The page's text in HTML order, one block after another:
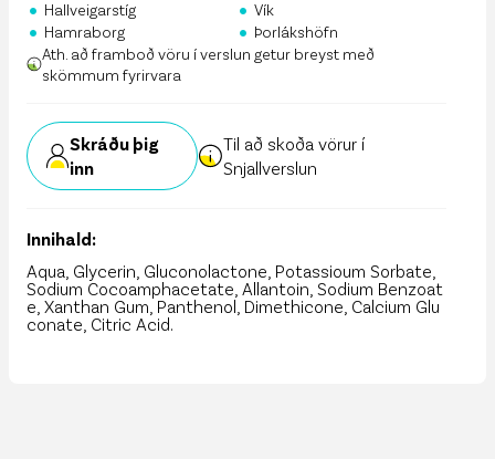
Hallveigarstíg
• Hamraborg
Vík
• Þorlákshöfn
Ath. að framboð vöru í verslun getur breyst með
skömmum fyrirvara
Skráðu þig
inn
Til að skoða vörur í
Snjallverslun
Innihald:
Aqua, Glycerin, Gluconolactone, Potassioum Sorbate,
Sodium Cocoamphacetate, Allantoin, Sodium Benzoat
e, Xanthan Gum, Panthenol, Dimethicone, Calcium Glu
conate, Citric Acid.